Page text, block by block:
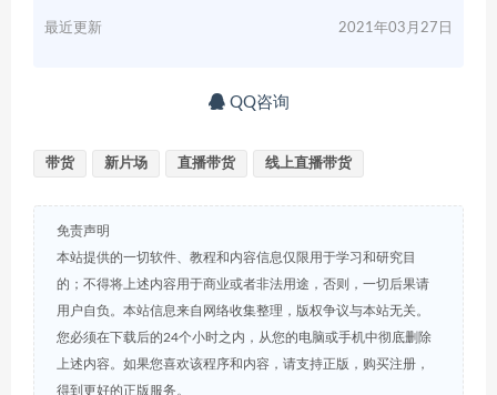
最近更新 2021年03月27日
QQ咨询
带货 新片场 直播带货 线上直播带货
免责声明
本站提供的一切软件、教程和内容信息仅限用于学习和研究目
的；不得将上述内容用于商业或者非法用途，否则，一切后果请
用户自负。本站信息来自网络收集整理，版权争议与本站无关。
您必须在下载后的24个小时之内，从您的电脑或手机中彻底删除
上述内容。如果您喜欢该程序和内容，请支持正版，购买注册，
得到更好的正版服务。